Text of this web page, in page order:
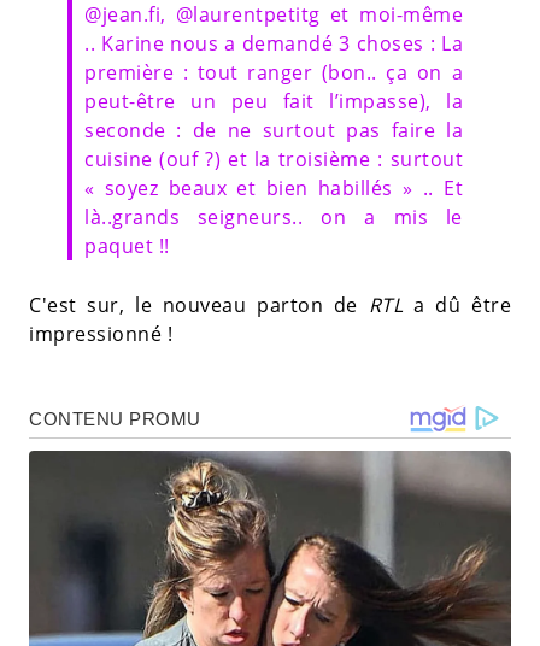
@jean.fi, @laurentpetitg et moi-même
.. Karine nous a demandé 3 choses : La
première : tout ranger (bon.. ça on a
peut-être un peu fait l’impasse), la
seconde : de ne surtout pas faire la
cuisine (ouf ?) et la troisième : surtout
« soyez beaux et bien habillés » .. Et
là..grands seigneurs.. on a mis le
paquet !!
C'est sur, le nouveau parton de RTL a dû être
impressionné !